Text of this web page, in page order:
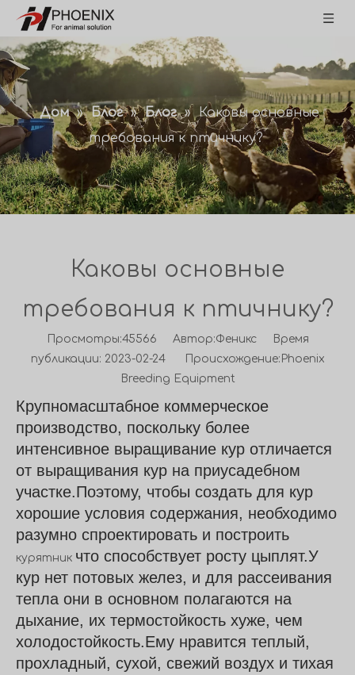
Дом » Блог » Блог » Каковы основные
требования к птичнику?
Каковы основные
требования к птичнику?
Просмотры:45566 Автор:Феникс Время
публикации: 2023-02-24 Происхождение: Phoenix
Breeding Equipment
Крупномасштабное коммерческое
производство, поскольку более
интенсивное выращивание кур отличается
от выращивания кур на приусадебном
участке.Поэтому, чтобы создать для кур
хорошие условия содержания, необходимо
разумно спроектировать и построить
курятник что способствует росту цыплят.У
кур нет потовых желез, и для рассеивания
тепла они в основном полагаются на
дыхание, их термостойкость хуже, чем
холодостойкость.Ему нравится теплый,
прохладный, сухой, свежий воздух и тихая